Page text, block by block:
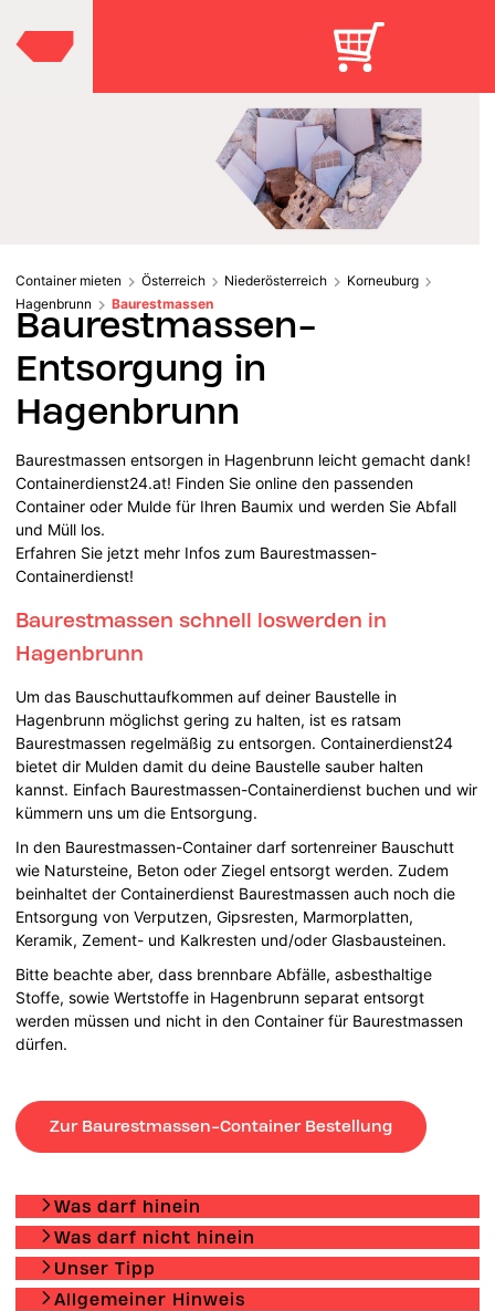
Container mieten Österreich Niederösterreich
Korneuburg
Hagenbrunn
Baurestmassen
Baurestmassen-
Entsorgung in
Hagenbrunn
Baurestmassen entsorgen in Hagenbrunn leicht gemacht dank!
Containerdienst24.at! Finden Sie online den passenden
Container oder Mulde für Ihren Baumix und werden Sie Abfall
und Müll los.
Erfahren Sie jetzt mehr Infos zum Baurestmassen-
Containerdienst!
Baurestmassen schnell loswerden in
Hagenbrunn
Um das Bauschuttaufkommen auf deiner Baustelle in
Hagenbrunn möglichst gering zu halten, ist es ratsam
Baurestmassen regelmäßig zu entsorgen. Containerdienst24
bietet dir Mulden damit du deine Baustelle sauber halten
kannst. Einfach Baurestmassen-Containerdienst buchen und wir
kümmern uns um die Entsorgung.
In den Baurestmassen-Container darf sortenreiner Bauschutt
wie Natursteine, Beton oder Ziegel entsorgt werden. Zudem
beinhaltet der Containerdienst Baurestmassen auch noch die
Entsorgung von Verputzen, Gipsresten, Marmorplatten,
Keramik, Zement- und Kalkresten und/oder Glasbausteinen.
Bitte beachte aber, dass brennbare Abfälle, asbesthaltige
Stoffe, sowie Wertstoffe in Hagenbrunn separat entsorgt
werden müssen und nicht in den Container für Baurestmassen
dürfen.
Zur Baurestmassen-Container Bestellung
Was darf hinein
Was darf nicht hinein
Unser Tipp
Allgemeiner Hinweis